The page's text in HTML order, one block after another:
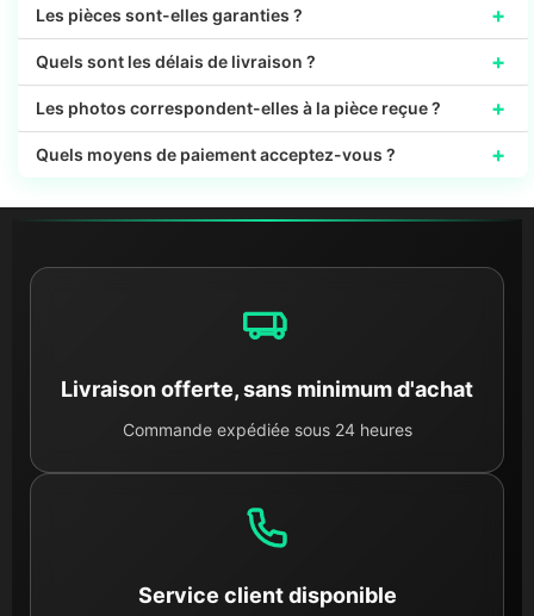
Les pièces sont-elles garanties ? +
Quels sont les délais de livraison ? +
Les photos correspondent-elles à la pièce reçue ? +
Quels moyens de paiement acceptez-vous ? +
Livraison offerte, sans minimum d'achat
Commande expédiée sous 24 heures
Service client disponible